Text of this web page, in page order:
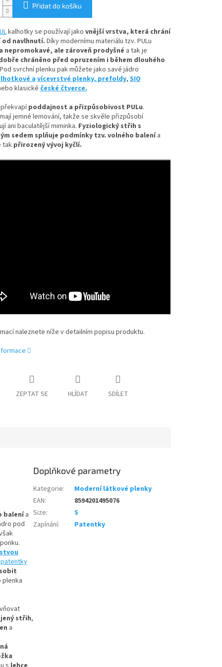
Přidat do košíku
kalhotky se používají jako vnější vrstva, která chrání
od navlhnutí.Díkymodernímu materiálu tzv. PULu
nepromokavé, ale zároveň prodyšné a tak je
chráněno před opruzením i během dlouhého
Pod svrchní plenku pak můžete jako savé jádro
avícevrstvé plenky,prefoldy,SIO
klasickéčeské čtverce.
poddajnost a přizpůsobivost PULu.
jemné lemování, takže se skvěle přizpůsobí
ani baculatější miminka. Fyziologický střih s
sedem splňuje podmínky tzv. volného balenía
takpřirozený vývoj kyčlí.
naleznete níže v detailním popisu produktu.
ZEPTAT SE HLÍDAT SDÍLET
balenía
pod
patentky
plenka
střih,
a
Doplňkové parametry
Kategorie:
Moderní látkové plenky
EAN:
8594201495076
Size:
S
Zapínání: Patentky